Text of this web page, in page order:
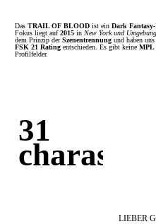
Das TRAIL OF BLOOD ist ein Dark Fantasy
Fokus liegt auf 2015 in New York und Umgebung
dem Prinzip der Szenentrennung und haben
FSK 21 Rating entschieden. Es gibt keine MPL
Profilfelder.
31
charas
LIEBER